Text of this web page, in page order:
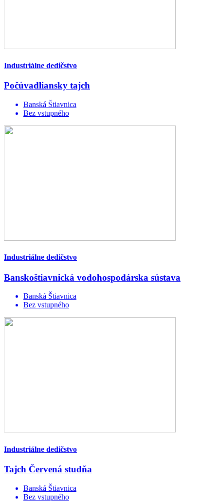
Industriálne dedičstvo
Počúvadliansky tajch
Banská Štiavnica
Bez vstupného
Industriálne dedičstvo
Banskoštiavnická vodohospodárska sústava
Banská Štiavnica
Bez vstupného
Industriálne dedičstvo
Tajch Červená studňa
Banská Štiavnica
Bez vstupného